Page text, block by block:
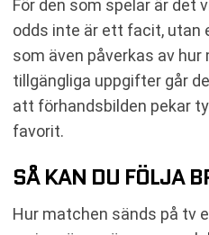
För den som spelar är det
odds inte är ett facit, utan
som även påverkas av
tillgängliga uppgifter går
att förhandsbilden pekar
favorit.
SÅ KAN DU FÖLJA
Hur matchen sänds på tv